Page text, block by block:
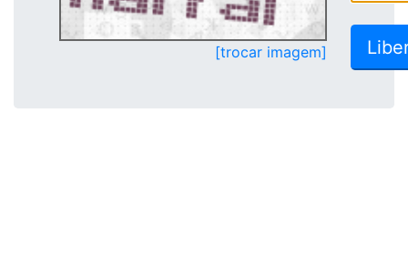
[trocar imagem]